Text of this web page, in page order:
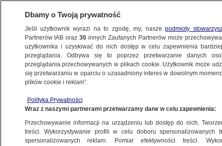
"KROPKA NAD I"
nie wierzy w tezę o zamachu
13.09.2022, 21:09
Dbamy o Twoją prywatność
Jeśli użytkownik wyrazi na to zgodę, my, naszepodmioty
Partnerów IAB oraz30 innych Zaufanych Partnerów może
użytkownika i uzyskiwać do nich dostęp w celu zapewnienia
przeglądania. Odbywa się to poprzez przetwarzanie danych
przeglądania przechowywanych w plikach cookie. Użytkownik może
się przetwarzaniu w oparciu o uzasadniony interes w dowolnym
plików cookie i reklam”.
Polityka Prywatności
Wraz z naszymi partnerami przetwarzamy dane w celu zapewnienia:
Przechowywanie informacji na urządzeniu lub dostęp do nich.
treści. Wykorzystywanie profili w celu doboru spersonalizowanych
spersonalizowanych reklam. Pomiar efektywności treści.